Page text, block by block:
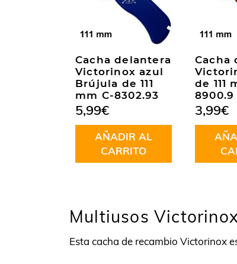
Cacha delantera
Victorinox azul
Brújula de 111
mm C-8302.93
5,99€
AÑADIR AL
CARRITO
Cacha
de 111
8900.9
3,99€
Multiusos
Esta cacha de recambio Victorinox